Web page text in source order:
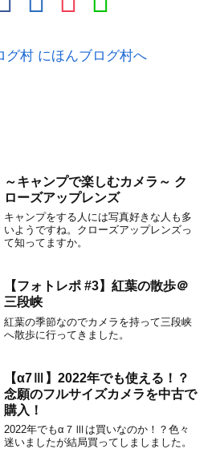
～キャンプで楽しむカメラ～ ク
ローズアップレンズ
キャンプをする人には写真好きな人も多
いようですね。クローズアップレンズっ
て知ってますか。
【フォトレポ #3】紅葉の散歩＠
三段峡
紅葉の季節なのでカメラを持って三段峡
へ散歩に行ってきました。
【α7Ⅲ】2022年でも使える！？
念願のフルサイズカメラを中古で
購入！
2022年でもα７Ⅲは買いなのか！？色々
迷いましたが結局買ってしましました。